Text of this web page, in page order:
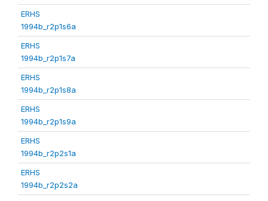
ERHS
1994b_r2p1s6a
ERHS
1994b_r2p1s7a
ERHS
1994b_r2p1s8a
ERHS
1994b_r2p1s9a
ERHS
1994b_r2p2s1a
ERHS
1994b_r2p2s2a